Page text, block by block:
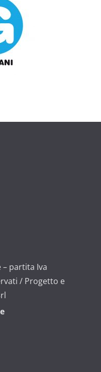
partita Iva
/ Progetto e